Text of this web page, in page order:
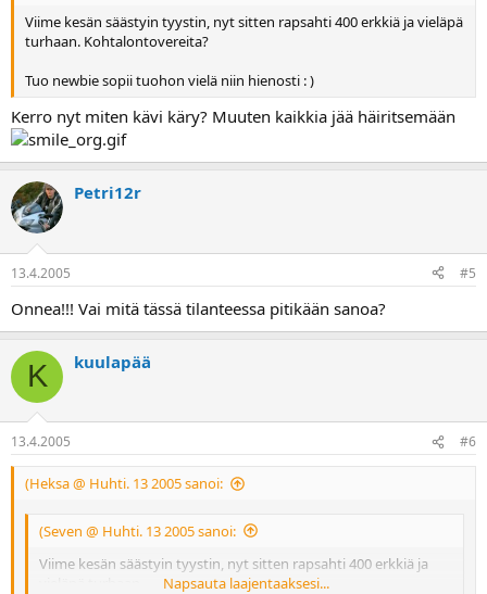
Viime kesän säästyin tyystin, nyt sitten rapsahti 400 erkkiä ja vieläpä
turhaan. Kohtalontovereita?
Tuo newbie sopii tuohon vielä niin hienosti : )
Kerro nyt miten kävi käry? Muuten kaikkia jää häiritsemään
Petri12r
13.4.2005 #5
Onnea!!! Vai mitä tässä tilanteessa pitikään sanoa?
K kuulapää
13.4.2005 #6
(Heksa @ Huhti. 13 2005 sanoi:
(Seven @ Huhti. 13 2005 sanoi:
Viime kesän säästyin tyystin, nyt sitten rapsahti 400 erkkiä ja
Napsauta laajentaaksesi...